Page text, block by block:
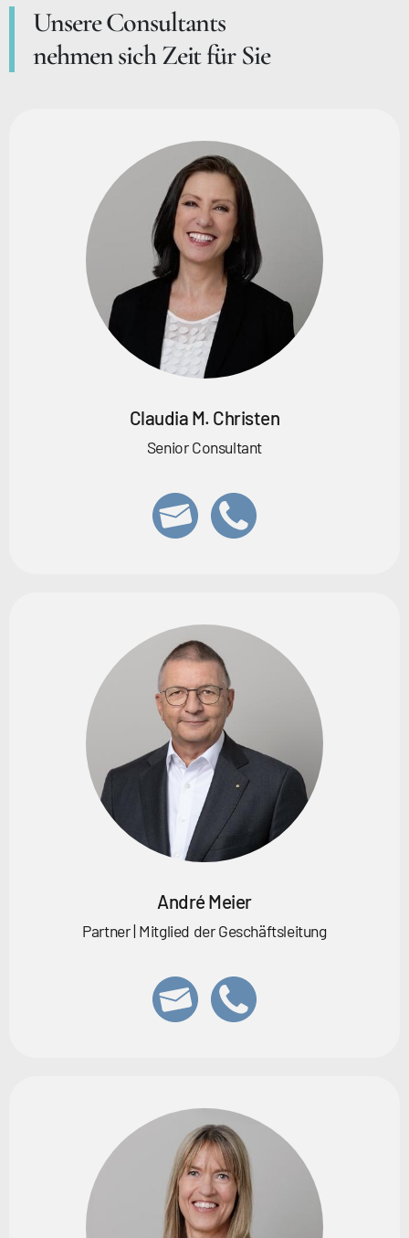
Unsere Consultants
nehmen sich Zeit für Sie
Claudia M. Christen
Senior Consultant
André Meier
Partner | Mitglied der Geschäftsleitung